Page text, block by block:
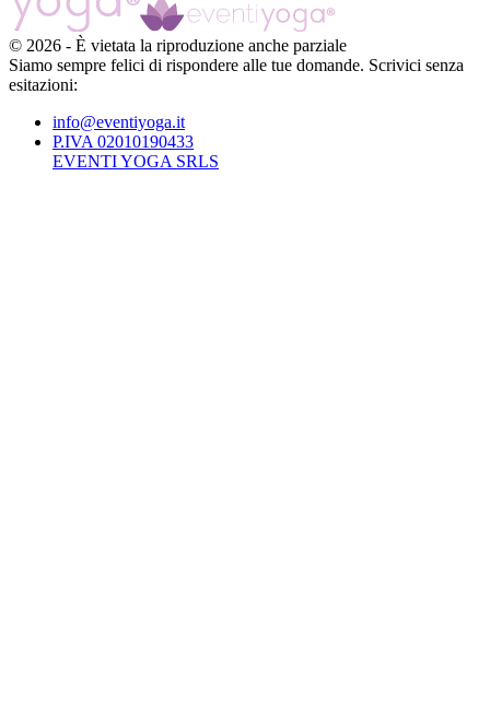
© 2026 - È vietata la riproduzione anche parziale
Siamo sempre felici di rispondere alle tue domande. Scrivici senza
esitazioni:
info@eventiyoga.it
P.IVA 02010190433
EVENTI YOGA SRLS